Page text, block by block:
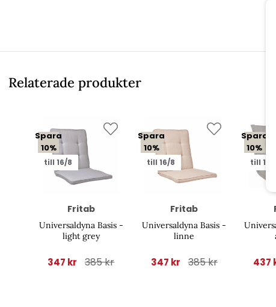
Relaterade produkter
Spara
10%
till 16/8
Fritab
Universaldyna Basis -
light grey
347 kr 385 kr
Spara
10%
till 16/8
Fritab
Universaldyna Basis -
linne
347 kr 385 kr
Spara
10%
till 16/8
437